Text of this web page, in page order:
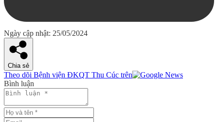
Ngày cập nhật: 25/05/2024
Chia sẻ
Theo dõi Bệnh viện ĐKQT Thu Cúc trên
Bình luận